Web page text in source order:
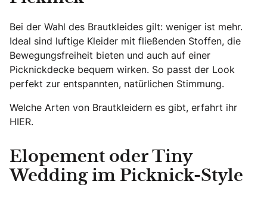
Bei der Wahl des Brautkleides gilt: weniger ist mehr.
Ideal sind luftige Kleider mit fließenden Stoffen, die
Bewegungsfreiheit bieten und auch auf einer
Picknickdecke bequem wirken. So passt der Look
perfekt zur entspannten, natürlichen Stimmung.
Welche Arten von Brautkleidern es gibt, erfahrt ihr
HIER.
Elopement oder Tiny
Wedding im Picknick-Style